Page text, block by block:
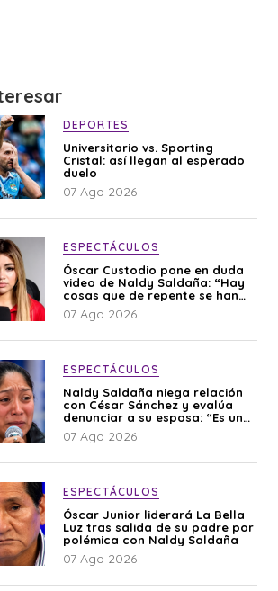
DEPORTES
Universitario vs. Sporting
Cristal: así llegan al esperado
duelo
07 Ago 2026
ESPECTÁCULOS
Óscar Custodio pone en duda
video de Naldy Saldaña: “Hay
cosas que de repente se han
editado”
07 Ago 2026
ESPECTÁCULOS
Naldy Saldaña niega relación
con César Sánchez y evalúa
denunciar a su esposa: “Es una
difamación”
07 Ago 2026
ESPECTÁCULOS
Óscar Junior liderará La Bella
Luz tras salida de su padre por
polémica con Naldy Saldaña
07 Ago 2026